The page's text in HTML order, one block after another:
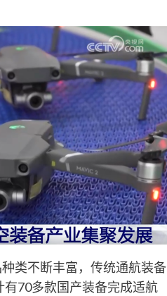
类不断丰富，传统通航装备
70多款国产装备完成适航